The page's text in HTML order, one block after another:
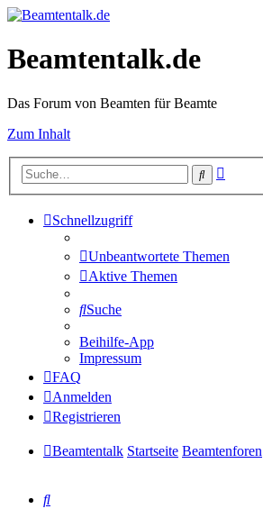
Beamtentalk.de
Das Forum von Beamten für Beamte
Zum Inhalt
Suche
Schnellzugriff
Unbeantwortete Themen
Aktive Themen
Suche
Beihilfe-App
Impressum
FAQ
Anmelden
Registrieren
Beamtentalk Startseite Beamtenforen
Suche